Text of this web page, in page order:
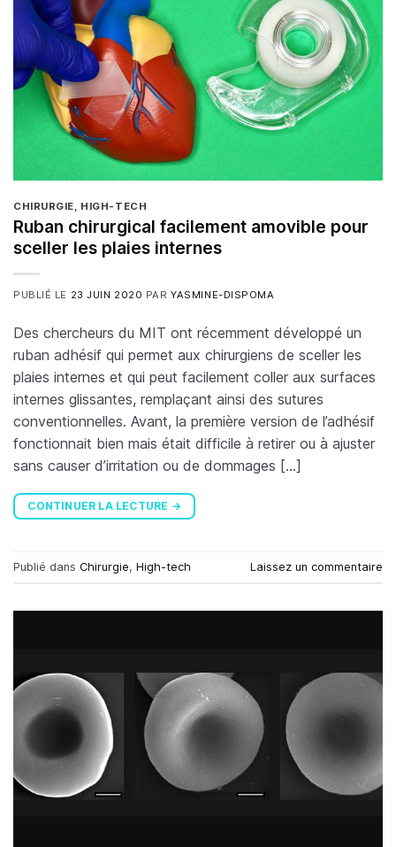
CHIRURGIE HIGH-TECH
Ruban chirurgical facilement amovible pour
sceller les plaies internes
PUBLIÉ LE 23 JUIN 2020 PARYASMINE-DISPOMA
Des chercheurs du MIT ont récemment développé un
ruban adhésif qui permet aux chirurgiens de sceller les
plaies internes et qui peut facilement coller aux surfaces
internes glissantes, remplaçant ainsi des sutures
conventionnelles. Avant, la première version de l’adhésif
fonctionnait bien mais était difficile à retirer ou à ajuster
sans causer d’irritation ou de dommages […]
CONTINUER LA LECTURE →
Publié dans Chirurgie, High-tech Laissez un commentaire